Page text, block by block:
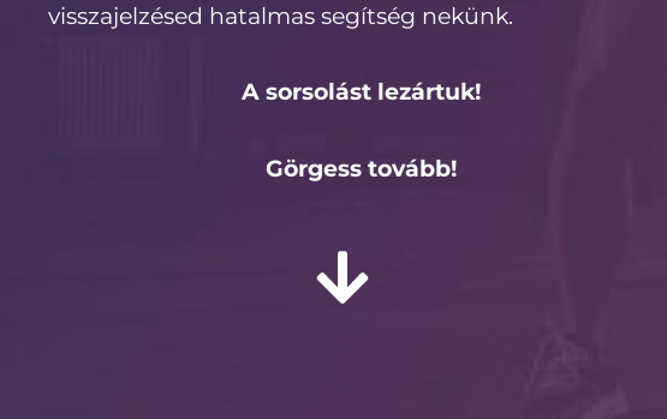
visszajelzésed hatalmas segítség nekünk.
A sorsolást lezártuk!
Görgess tovább!